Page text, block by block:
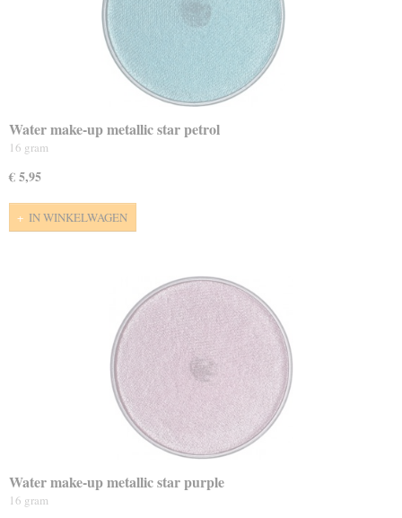
Water make-up metallic star petrol
16 gram
€ 5,95
IN WINKELWAGEN
Water make-up metallic star purple
16 gram